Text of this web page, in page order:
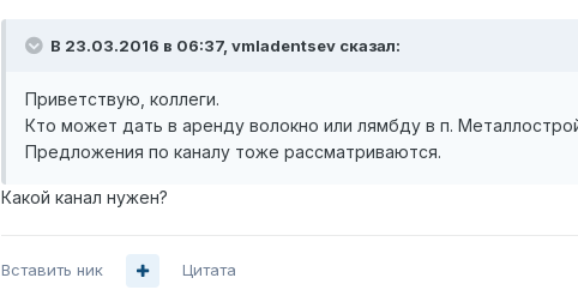
В 23.03.2016 в 06:37, vmladentsev сказал:
Приветствую, коллеги.
Кто может дать в аренду волокно или лямбду в п.
Предложения по каналу тоже рассматриваются.
Какой канал нужен?
Вставить ник Цитата